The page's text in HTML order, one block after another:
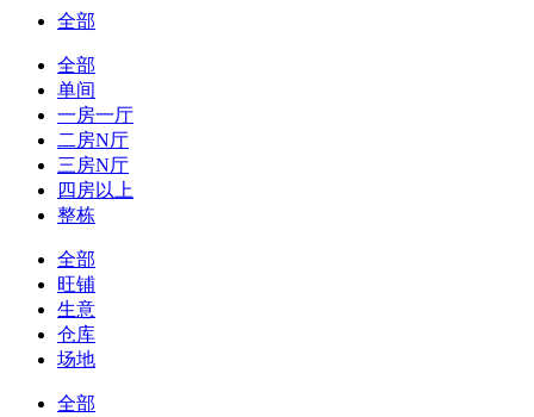
全部
全部
单间
一房一厅
二房N厅
三房N厅
四房以上
整栋
全部
旺铺
生意
仓库
场地
全部